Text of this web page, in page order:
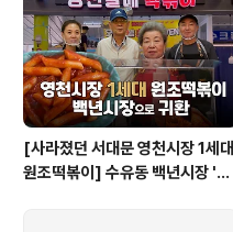
[사라졌던 서대문 영천시장 1세대
원조떡볶이] 수유동 백년시장 '영